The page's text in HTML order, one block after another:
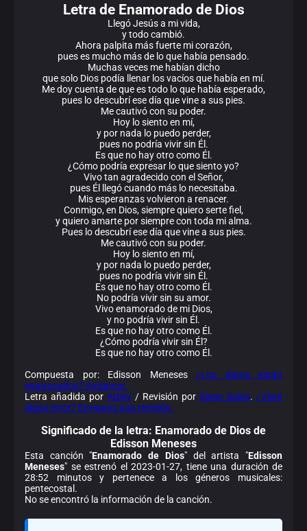
Letra de Enamorado de Dios
Llegó Jesús a mi vida,
y todo cambió.
Ahora palpita más fuerte mi corazón,
pues es mucho más de lo que había pensado.
Muchas veces me habían dicho
que solo Dios podía llenar los vacíos que había en mí.
Me doy cuenta de que es todo lo que había esperado,
pues lo descubrí ese día que vine a sus pies.
Me cautivó con su poder.
Hoy lo siento en mí,
y por nada lo puedo perder,
pues no podría vivir sin Él.
Es que no hay otro como Él.
¿Cómo podría expresar lo que siento yo?
Vivo tan agradecido con el Señor,
pues Él llegó cuando más lo necesitaba.
Mis esperanzas volvieron a renacer.
Conmigo, en Dios, siempre quiero serte fiel,
y quiero amarte por siempre con toda mi alma.
Pues lo descubrí ese día que vine a sus pies.
Me cautivó con su poder.
Hoy lo siento en mí,
y por nada lo puedo perder,
pues no podría vivir sin Él.
Es que no hay otro como Él.
No podría vivir sin su amor.
Vivo enamorado de mi Dios,
y no podría vivir sin Él.
Es que no hay otro como Él.
¿Cómo podría vivir sin Él?
Es que no hay otro como Él.
Compuesta por: Edisson Meneses ¿Los datos están
equivocados? Avísanos.
Letra añadida por Arbey / Revisión por Diego Salas. ¿Viste
algún error? Envíanos una revisión.
Significado de la letra: Enamorado de Dios de
Edisson Meneses
Esta canción "Enamorado de Dios" del artista "Edisson
Meneses" se estrenó el 2023-01-27, tiene una duración de
28:52 minutos y pertenece a los géneros musicales:
pentecostal.
No se encontró la información de la canción.